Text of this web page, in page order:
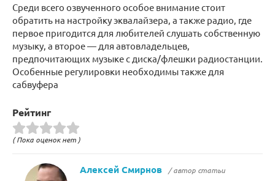
Среди всего озвученного особое внимание стоит
обратить на настройку эквалайзера, а также радио, где
первое пригодится для любителей слушать собственную
музыку, а второе — для автовладельцев,
предпочитающих музыке с диска/флешки радиостанции.
Особенные регулировки необходимы также для
сабвуфера
Рейтинг
( Пока оценок нет )
Алексей Смирнов / автор статьи